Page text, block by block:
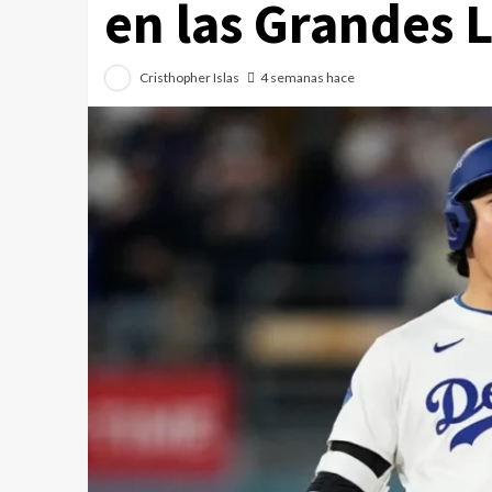
en las Grandes
Cristhopher Islas 4 semanas hace